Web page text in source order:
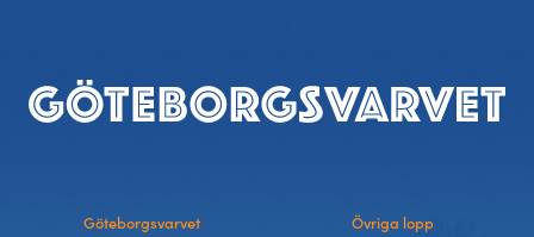
Sidfot
Göteborgsvarvet
Övriga lopp